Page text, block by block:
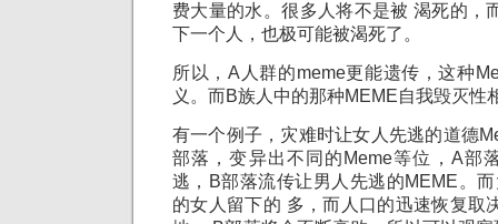
费大量的水。很多人将不是被 渴死的，
下一个人，也极可能被渴死了。
所以，A人群的meme更能遗传，这种
义。而B族人中的那种MEME自我毁灭性
有一个例子，灾难时让女人先逃的道德
部落，变异出不同的Meme等位，A部
逃，B部落流传让男人先逃的MEME。
的女人留下的 多，而人口的迅速恢复取